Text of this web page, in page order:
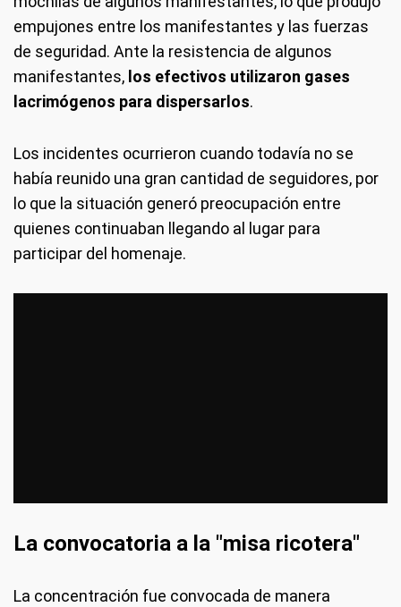
empujones entre los manifestantes y las fuerzas
de seguridad. Ante la resistencia de algunos
manifestantes, los efectivos utilizaron gases
lacrimógenos para dispersarlos.
Los incidentes ocurrieron cuando todavía no se
había reunido una gran cantidad de seguidores, por
lo que la situación generó preocupación entre
quienes continuaban llegando al lugar para
participar del homenaje.
La convocatoria a la "misa ricotera"
La concentración fue convocada de manera